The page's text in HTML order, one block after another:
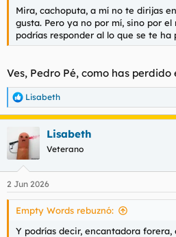
Mira, cachoputa, a mí no te dirijas
gusta. Pero ya no por mí, sino por el
podrías responder al lo que se te ha
Ves, Pedro Pé, como has perdido
R
e
a
c
i
e
s
Lisabeth
Lisabeth
Veterano
2 Jun 2026
Empty Words rebuznó:
Y podrías decir, encantadora